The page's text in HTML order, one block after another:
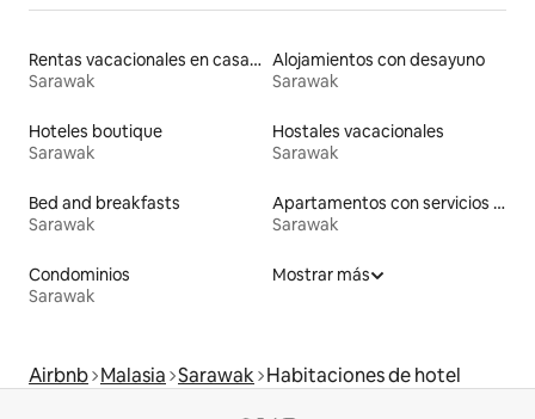
Rentas vacacionales en casas adosadas
Sarawak
Alojamientos con desayuno
Sarawak
Hoteles boutique
Sarawak
Hostales vacacionales
Sarawak
Bed and breakfasts
Sarawak
Apartamentos con servicios incluidos vacacionales
Sarawak
Condominios
Sarawak
Mostrar más
Airbnb Malasia Sarawak Habitaciones de hotel